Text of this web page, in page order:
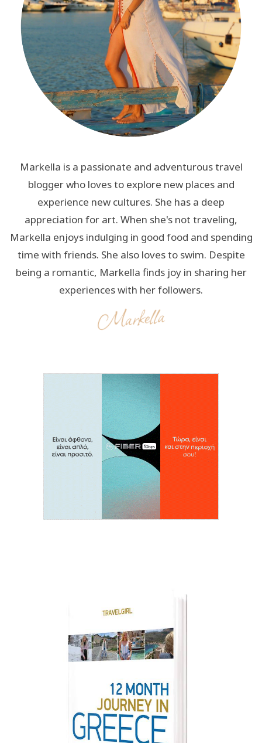
Markella is a passionate and adventurous travel
blogger who loves to explore new places and
experience new cultures. She has a deep
appreciation for art. When she's not traveling,
Markella enjoys indulging in good food and spending
time with friends. She also loves to swim. Despite
being a romantic, Markella finds joy in sharing her
experiences with her followers.